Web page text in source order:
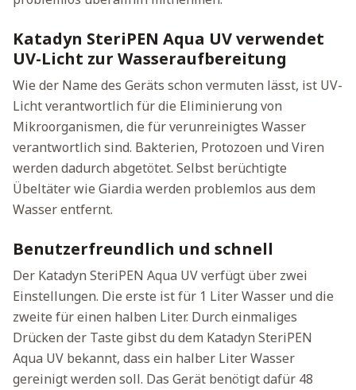
Katadyn SteriPEN Aqua UV verwendet
UV-Licht zur Wasseraufbereitung
Wie der Name des Geräts schon vermuten lässt, ist UV-
Licht verantwortlich für die Eliminierung von
Mikroorganismen, die für verunreinigtes Wasser
verantwortlich sind. Bakterien, Protozoen und Viren
werden dadurch abgetötet. Selbst berüchtigte
Übeltäter wie Giardia werden problemlos aus dem
Wasser entfernt.
Benutzerfreundlich und schnell
Der Katadyn SteriPEN Aqua UV verfügt über zwei
Einstellungen. Die erste ist für 1 Liter Wasser und die
zweite für einen halben Liter. Durch einmaliges
Drücken der Taste gibst du dem Katadyn SteriPEN
Aqua UV bekannt, dass ein halber Liter Wasser
gereinigt werden soll. Das Gerät benötigt dafür 48